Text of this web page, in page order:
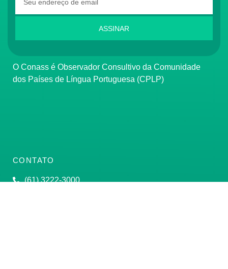
ASSINAR
O Conass é Observador Consultivo da Comunidade
dos Países de Língua Portuguesa (CPLP)
CONTATO
(61) 3222-3000